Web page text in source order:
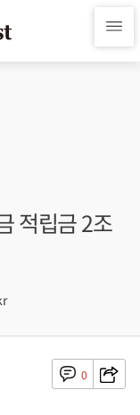
적립금 2조
0